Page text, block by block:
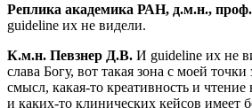
Реплика академика РАН, д.м.н.,
guideline их не видели.
К.м.н. Певзнер Д.В. И guideline их не
слава Богу, вот такая зона с моей
смысл, какая-то креативность и
и каких-то клинических кейсов имеет